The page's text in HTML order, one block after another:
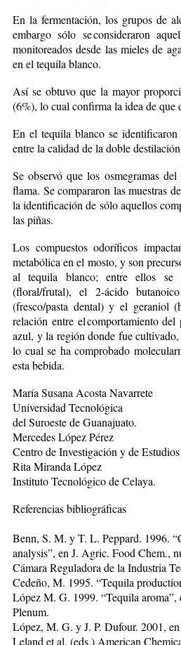
En la fermentación, los grupos de
embargo sólo se consideraron
monitoreados desde las mieles de
en el tequila blanco.
Así se obtuvo que la mayor
(6%), lo cual confirma la idea de que
En el tequila blanco se
entre la calidad de la doble
Se observó que los osmegramas
flama. Se compararon las muestras
la identificación de sólo aquellos
las piñas.
Los compuestos odoríficos
metabólica en el mosto, y son
al tequila blanco; entre ellos se
(floral/frutal), el 2-ácido
(fresco/pasta dental) y el geraniol
relación entre el comportamiento
azul, y la región donde fue
lo cual se ha comprobado
esta bebida.
María Susana Acosta Navarrete
Universidad Tecnológica
del Suroeste de Guanajuato.
Mercedes López Pérez
Centro de Investigación y de
Rita Miranda López
Instituto Tecnológico de Celaya.
Referencias bibliográficas
Benn, S. M. y T. L. Peppard. 1996.
analysis”, en J. Agric. Food Chem.,
Cámara Reguladora de la Industria
Cedeño, M. 1995. “Tequila
López M. G. 1999. “Tequila
Plenum.
López, M. G. y J. P. Dufour. 2001,
Leland et al. (eds.) American